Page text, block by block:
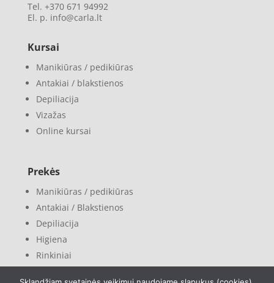
Tel. +370 671 94992
El. p. info@carla.lt
Kursai
Manikiūras / pedikiūras
Antakiai / blakstienos
Depiliacija
Vizažas
Online kursai
Prekės
Manikiūras / pedikiūras
Antakiai / Blakstienos
Depiliacija
Higiena
Rinkiniai